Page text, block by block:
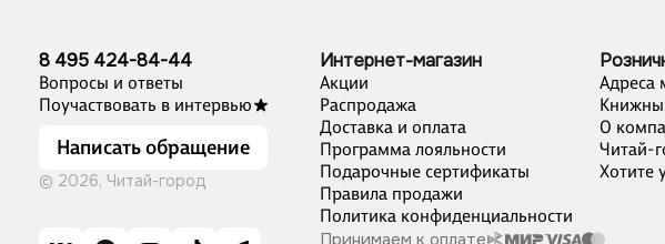
8 495 424-84-44
Вопросы и ответы
Поучаствовать в интервью
Написать обращение
© 2026, Читай-город
Интернет-магазин
Акции
Распродажа
Доставка и оплата
Программа лояльности
Подарочные сертификаты
Правила продажи
Политика конфиденциальности
Адреса
О
Читай-
Хотите
Принимаем к оплате